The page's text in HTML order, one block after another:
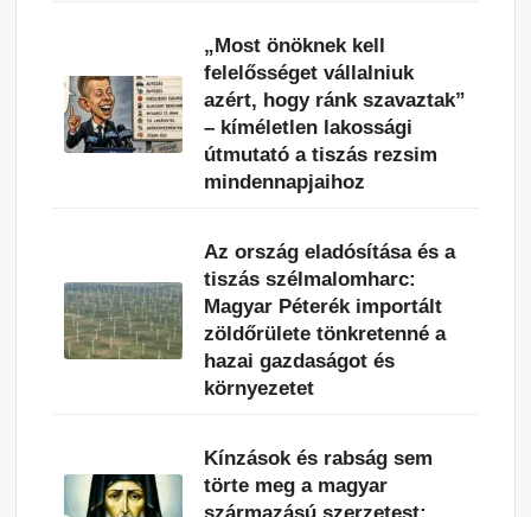
„Most önöknek kell
felelősséget vállalniuk
azért, hogy ránk szavaztak”
– kíméletlen lakossági
útmutató a tiszás rezsim
mindennapjaihoz
Az ország eladósítása és a
tiszás szélmalomharc:
Magyar Péterék importált
zöldőrülete tönkretenné a
hazai gazdaságot és
környezetet
Kínzások és rabság sem
törte meg a magyar